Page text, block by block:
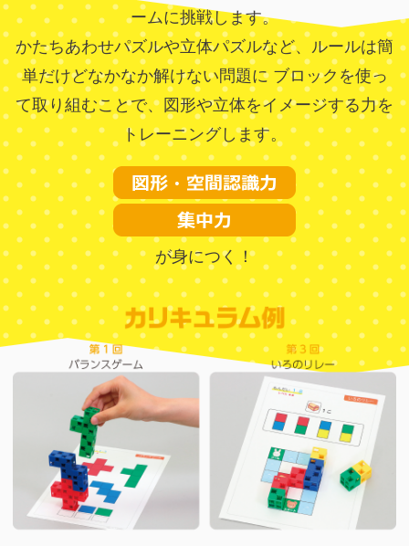
ームに挑戦します。
かたちあわせパズルや立体パズルなど、ルールは簡
単だけどなかなか解けない問題にブロックを使っ
て取り組むことで、図形や立体をイメージする力を
トレーニングします。
が身につく！